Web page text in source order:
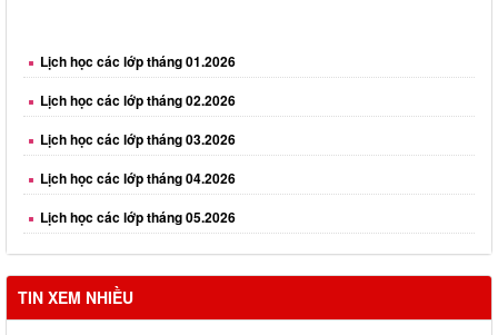
Lịch học các lớp tháng 02.2026
Lịch học các lớp tháng 03.2026
Lịch học các lớp tháng 04.2026
Lịch học các lớp tháng 05.2026
Lịch học các lớp tháng 06.2026
Lịch học các lớp tháng 08.2026
TIN XEM NHIỀU